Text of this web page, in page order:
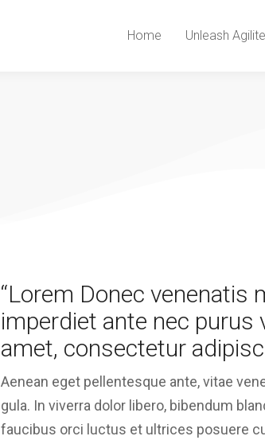
Home Unleash Agilite
“Lorem Donec venenatis
imperdiet ante nec
amet, consectetur
Aenean eget pellentesque ante, vitae
gula. In viverra dolor libero, bibendum
faucibus orci luctus et ultrices posuere